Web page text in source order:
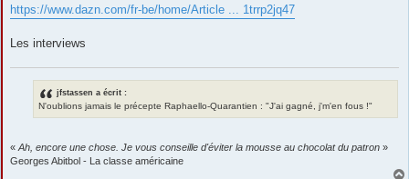
s
s
g
e
https://www.dazn.com/fr-be/home/Article ... 1trrp2jq47
Les interviews
jfstassen a écrit :
N'oublions jamais le précepte Raphaello-Quarantien : "J'ai gagné, j'm'en fous !"
« Ah, encore une chose. Je vous conseille d'éviter la mousse au chocolat du patron »
Georges Abitbol - La classe américaine